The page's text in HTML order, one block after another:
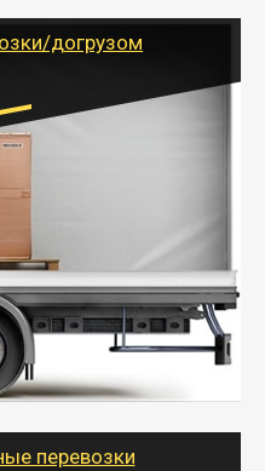
догрузом
Еврофура от 5 до
догруз
вещи от 200 кг в
попутно. Попутные
ИП и юрлиц обходятся
доставку
вещей по нужному
работ при перевозке.
перевозки